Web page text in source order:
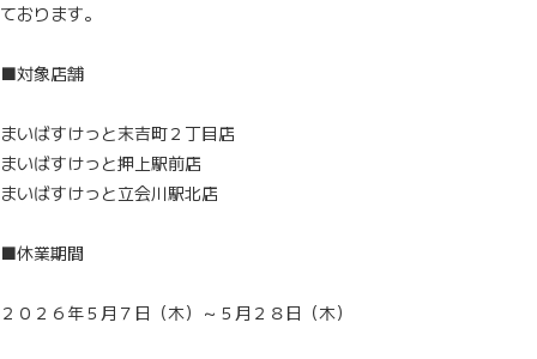
ております。
■対象店舗
まいばすけっと末吉町２丁目店
まいばすけっと押上駅前店
まいばすけっと立会川駅北店
■休業期間
２０２６年５月７日（木）～５月２８日（木）